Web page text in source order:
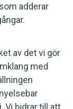
adderar
av det vi gör
med
Vi bidrar till att